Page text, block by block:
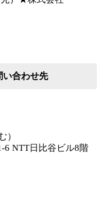
い合わせ先
）
6 NTT日比谷ビル8階